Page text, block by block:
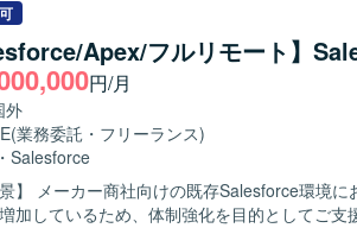
やテンプレートを正確に守りながら
められる方を求めています。細かな確認作業や
運用を継続できる方が望ましいです。 【ポジションの魅力】 MA運用の実務を
ーケティングオートメーション領域の知見を
準化に関わることで、運用設計や改善提案に
バーとしてご活躍いただけます。 【開発環境】 MAツールとしてMarketoを中
CSSで構成されたLPやフォームを取り扱う
Apex/フルリモート】
円/月
外
(業務委託・フリーランス)
・ Salesforce
景】 メーカー商社向けの既存Salesforce環境
加しているため、体制強化を目的としてご支